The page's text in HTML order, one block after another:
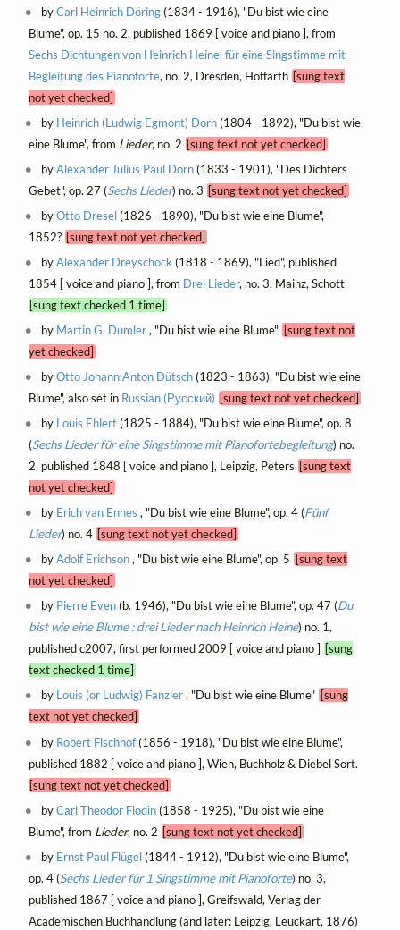
byCarl Heinrich Döring(1834 - 1916), "Du bist wie eine
Blume", op. 15 no. 2, published 1869 [ voice and piano ], from
Sechs Dichtungen von Heinrich Heine, für eine Singstimme mit
Begleitung des Pianoforte, no. 2, Dresden, Hoffarth [sung text
not yet checked]
by Heinrich (Ludwig Egmont) Dorn(1804 - 1892), "Du bist wie
eine Blume", from Lieder, no. 2 [sung text not yet checked]
byAlexander Julius Paul Dorn(1833 - 1901), "Des Dichters
Gebet", op. 27 (Sechs Lieder) no. 3 [sung text not yet checked]
byOtto Dresel(1826 - 1890), "Du bist wie eine Blume",
1852? [sung text not yet checked]
byAlexander Dreyschock (1818 - 1869), "Lied", published
1854 [ voice and piano ], from Drei Lieder, no. 3, Mainz, Schott
[sung text checked 1 time]
by Martin G. Dumler, "Du bist wie eine Blume" [sung text not
yet checked]
byOtto Johann Anton Dütsch(1823 - 1863), "Du bist wie eine
Blume", also set in Russian (Русский) [sung text not yet checked]
by Louis Ehlert(1825 - 1884), "Du bist wie eine Blume", op. 8
(Sechs Lieder für eine Singstimme mit Pianofortebegleitung) no.
2, published 1848 [ voice and piano ], Leipzig, Peters [sung text
not yet checked]
by Erich van Ennes , "Du bist wie eine Blume", op. 4 (Fünf
Lieder) no. 4 [sung text not yet checked]
byAdolf Erichson, "Du bist wie eine Blume", op. 5 [sung text
not yet checked]
by Pierre Even(b. 1946), "Du bist wie eine Blume", op. 47 (Du
bist wie eine Blume : drei Lieder nach Heinrich Heine) no. 1,
published c2007, first performed 2009 [ voice and piano ] [sung
text checked 1 time]
by Louis (or Ludwig) Fanzler, "Du bist wie eine Blume" [sung
text not yet checked]
by Robert Fischhof(1856 - 1918), "Du bist wie eine Blume",
published 1882 [ voice and piano ], Wien, Buchholz & Diebel Sort.
[sung text not yet checked]
byCarl Theodor Flodin(1858 - 1925), "Du bist wie eine
Blume", from Lieder, no. 2 [sung text not yet checked]
by Ernst Paul Flügel(1844 - 1912), "Du bist wie eine Blume",
op. 4 (Sechs Lieder für 1 Singstimme mit Pianoforte) no. 3,
published 1867 [ voice and piano ], Greifswald, Verlag der
Academischen Buchhandlung (and later: Leipzig, Leuckart, 1876)